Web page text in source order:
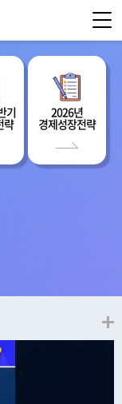
기
략
2026년
경제성장전략